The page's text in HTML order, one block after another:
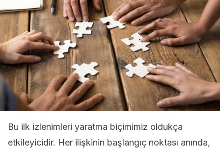
Bu ilk izlenimleri yaratma biçimimiz oldukça
etkileyicidir. Her ilişkinin başlangıç noktası anında,